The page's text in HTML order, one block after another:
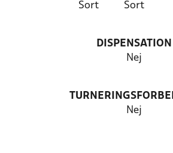
Sort Sort
DISPENSATION
Nej
Nej